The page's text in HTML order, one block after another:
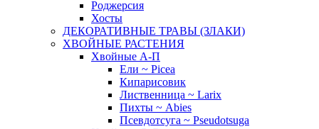
Роджерсия
Хосты
ДЕКОРАТИВНЫЕ ТРАВЫ (ЗЛАКИ)
ХВОЙНЫЕ РАСТЕНИЯ
Хвойные А-П
Ели ~ Picea
Кипарисовик
Лиственница ~ Larix
Пихты ~ Abies
Псевдотсуга ~ Pseudotsuga